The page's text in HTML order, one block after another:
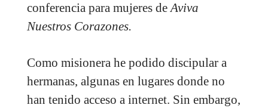
conferencia para mujeres deAviva
Nuestros Corazones.
Como misionera he podido discipular a
hermanas, algunas en lugares donde no
han tenido acceso a internet. Sin embargo,